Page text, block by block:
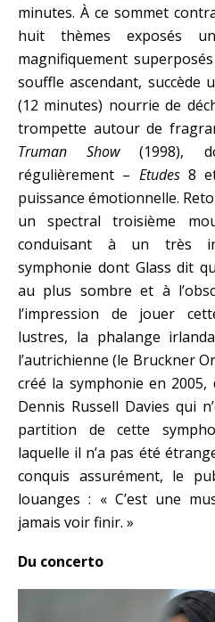
minutes. À ce sommet
huit thèmes exposés
magnifiquement
souffle ascendant, succède
(12 minutes) nourrie de
trompette autour de
Truman Show(1998),
régulièrement – Etudes8
puissance émotionnelle.
un spectral troisième
conduisant à un très
symphonie dont Glass dit
au plus sombre et à
l’impression de jouer
lustres, la phalange
l’autrichienne (le Bruckner
créé la symphonie en
Dennis Russell Davies qui
partition de cette
laquelle il n’a pas été
conquis assurément, le
louanges : « C’est une
jamais voir finir. »
Du concerto